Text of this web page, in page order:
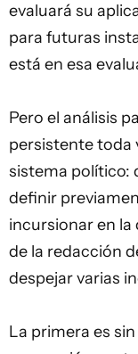
evaluará su
para futuras
está en esa
Pero el análisis
persistente toda
sistema político:
definir
incursionar en
de la redacción
despejar varias
La primera es